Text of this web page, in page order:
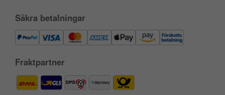
Säkra betalningar
Fraktpartner